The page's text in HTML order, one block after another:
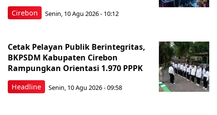
Cirebon Senin, 10 Agu 2026 - 10:12
Headline
Cetak Pelayan Publik Berintegritas,
BKPSDM Kabupaten Cirebon
Rampungkan Orientasi 1.970 PPPK
Senin, 10 Agu 2026 - 09:58